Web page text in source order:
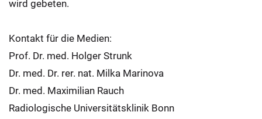
wird gebeten.
Kontakt für die Medien:
Prof. Dr. med. Holger Strunk
Dr. med. Dr. rer. nat. Milka Marinova
Dr. med. Maximilian Rauch
Radiologische Universitätsklinik Bonn